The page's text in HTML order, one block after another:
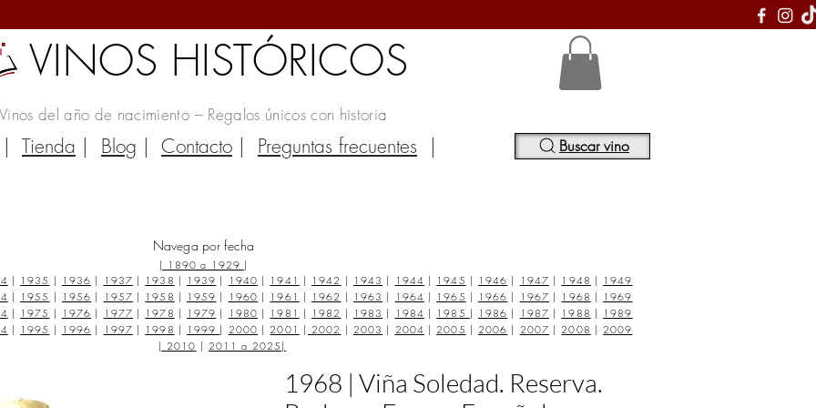
VINOS HISTÓRICOS
Vinos del año de nacimiento – Regalos únicos con historia
| Tienda | Blog | Contacto | Preguntas frecuentes | Buscar vino
Navega por fecha
| 1890 a 1929 |
| 1935 | 1936 | 1937 | 1938 | 1939 | 1940 | 1941 | 1942 | 1943 | 1944 | 1945 | 1946 | 1947 | 1948 | 1949
| 1955 | 1956 | 1957 | 1958 | 1959 | 1960 | 1961 | 1962 | 1963 | 1964 | 1965 | 1966 | 1967 | 1968 | 1969
| 1975 | 1976 | 1977 | 1978 | 1979 | 1980 | 1981 | 1982 | 1983 | 1984 | 1985 | 1986 | 1987 | 1988 | 1989
| 1995 | 1996 | 1997 | 1998 | 1999 | 2000 | 2001 | 2002 | 2003 | 2004 | 2005 | 2006 | 2007 | 2008 | 2009
| 2010 | 2011 a 2025 |
1968 | Viña Soledad. Reserva.